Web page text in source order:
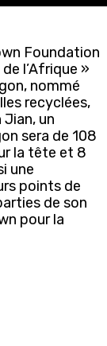
Foundation
l’Afrique »
nommé
recyclées,
Jian, un
sera de 108
la tête et 8
une
points de
de son
pour la